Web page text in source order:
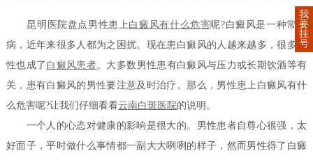
昆明医院盘点男性患上白癜风有什么危害呢?白癜风是一种常见
病，近年来很多人都为之困扰。现在患白癜风的人越来越多，很多男
性也成了 白癜风患者。大多数男性患有白癜风与压力或长期饮酒等有
关，患有白癜风的男性要注意及时治疗。那么，男性患上白癜风有什
么危害呢?让我们仔细看看云南白斑医院的说明。
一个人的心态对健康的影响是很大的。男性患者自尊心很强，太
好面子，平时做什么事情都一副大大咧咧的样子，然而男性得了白癜
我
要
挂
号